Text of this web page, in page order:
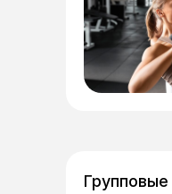
Групповые